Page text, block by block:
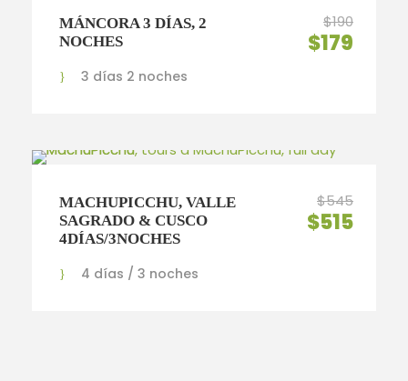
MÁNCORA 3 DÍAS, 2
NOCHES
$190
$179
3 días 2 noches
MACHUPICCHU, VALLE
SAGRADO & CUSCO
4DÍAS/3NOCHES
$545
$515
4 días / 3 noches